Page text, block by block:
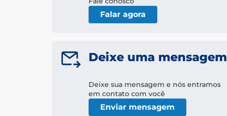
Falar agora
Deixe uma mensagem
Deixe sua mensagem e nós entramos
em contato com você
Enviar mensagem